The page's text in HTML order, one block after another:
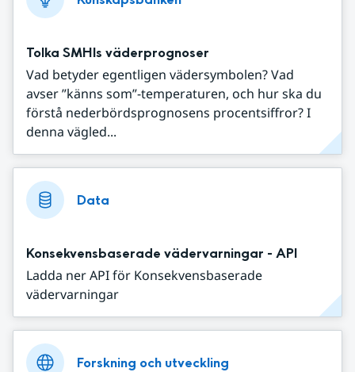
Tolka SMHIs väderprognoser
Vad betyder egentligen vädersymbolen? Vad
avser ”känns som”-temperaturen, och hur ska du
förstå nederbördsprognosens procentsiffror? I
denna vägled...
Data
Konsekvensbaserade vädervarningar - API
Ladda ner API för Konsekvensbaserade
vädervarningar
Forskning och utveckling